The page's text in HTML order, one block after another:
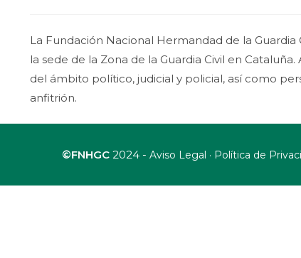
La Fundación Nacional Hermandad de la
la sede de la Zona de la Guardia Civil en
del ámbito político, judicial y policial, así como
anfitrión.
©FNHGC 2024 - Aviso Legal · Política de